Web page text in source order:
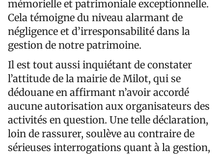
mémorielle et patrimoniale exceptionnelle.
Cela témoigne du niveau alarmant de
négligence et d’irresponsabilité dans la
gestion de notre patrimoine.
Il est tout aussi inquiétant de constater
l’attitude de la mairie de Milot, qui se
dédouane en affirmant n’avoir accordé
aucune autorisation aux organisateurs des
activités en question. Une telle déclaration,
loin de rassurer, soulève au contraire de
sérieuses interrogations quant à la gestion,